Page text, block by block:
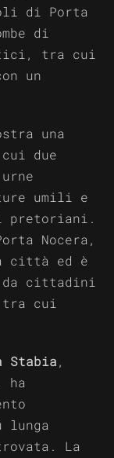
di Porta
di
tra cui
un
una
due
umili e
pretoriani.
Nocera,
città ed è
cittadini
tra cui
Stabia,
ha
lunga
La